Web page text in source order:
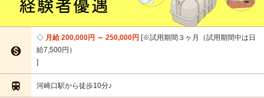

月給 200,000円 ～ 250,000円 ※試用期間３ヶ月（試用期間中は日
給7,500円）
 河崎口駅から徒歩10分♪